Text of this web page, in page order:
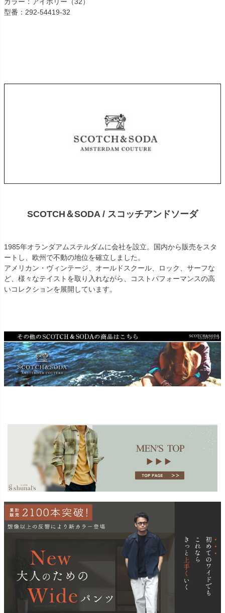
カラー：アイボリー（32）
型番：292-54419-32
SCOTCH＆SODA / スコッチアンドソーダ
1985年オランダアムステルダムに会社を設立。国内から販売をスタ
ートし、欧州で不動の地位を確立しました。
アメリカン・ヴィンテージ、オールドスクール、ロック、サーフな
ど、様々なテイストを取り入れながら、コストパフォーマンスの高
いコレクションを展開しています。